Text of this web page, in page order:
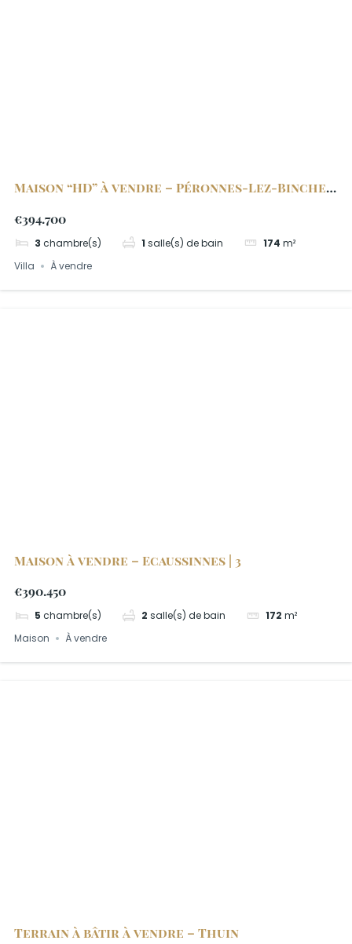
Maison “HD” à vendre – Péronnes-Lez-Binche |
€394.700
3 chambre(s) 1 salle(s) de bain 174 m²
Villa
À vendre
Maison à vendre – Ecaussinnes | 3
€390.450
5 chambre(s) 2 salle(s) de bain 172 m²
Maison
À vendre
Terrain à bâtir à vendre – Thuin